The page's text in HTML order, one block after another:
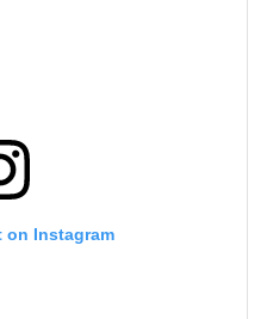
on Instagram